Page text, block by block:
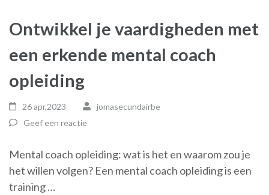
Ontwikkel je vaardigheden met
een erkende mental coach
opleiding
26 apr,2023
jomasecundairbe
Geef een reactie
Mental coach opleiding: wat is het en waarom zou je
het willen volgen? Een mental coach opleiding is een
training …